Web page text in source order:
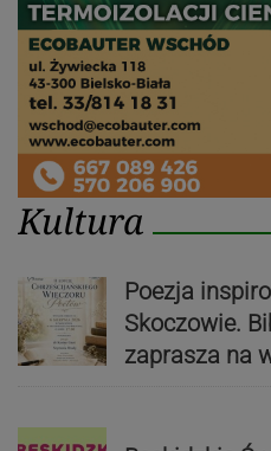
Kultura
Poezja
Skoczowie.
zaprasza na